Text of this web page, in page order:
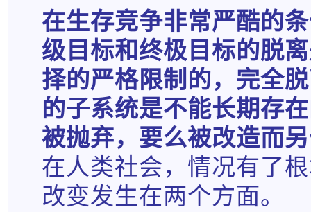
在生存竞争非常严酷的
级目标和终极目标的脱
择的严格限制的，完全
的子系统是不能长期存
被抛弃，要么被改造而
在人类社会，情况有了
改变发生在两个方面。